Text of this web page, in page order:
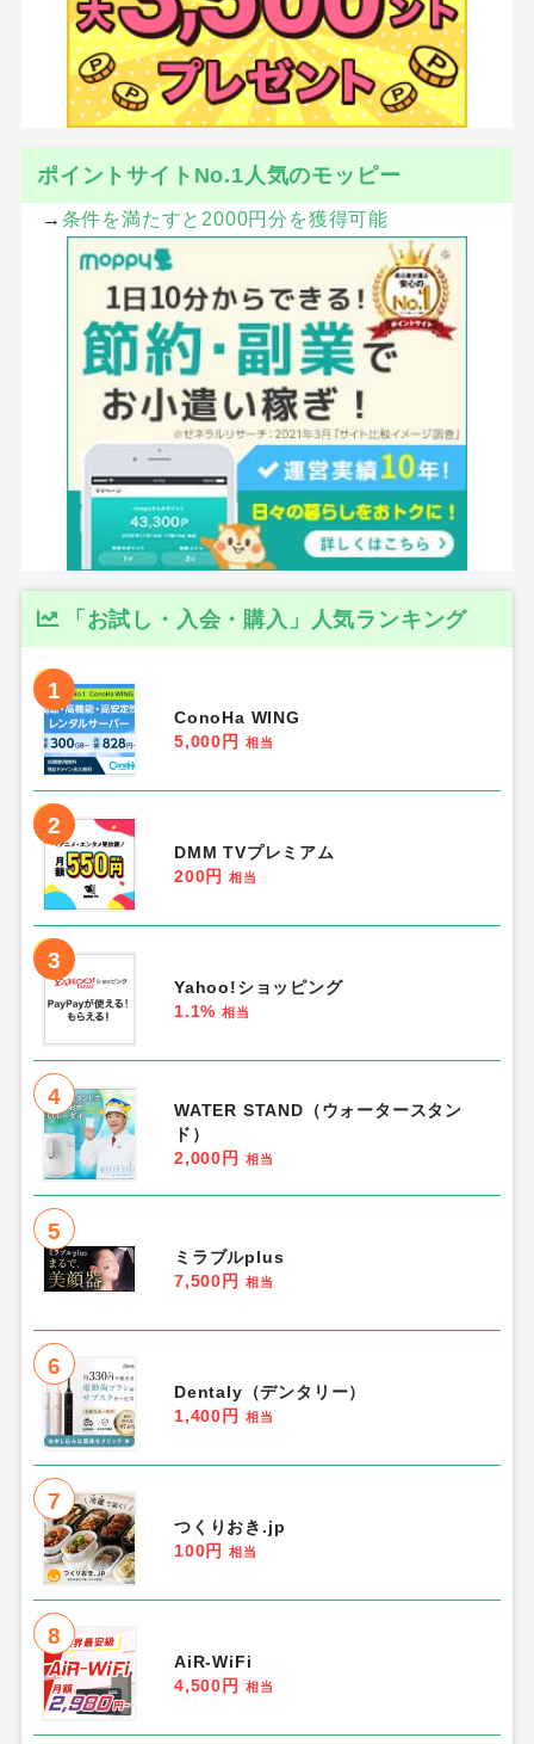
ポイントサイトNo.1人気のモッピー
→ 条件を満たすと2000円分を獲得可能
「お試し・入会・購入」人気ランキング
1
ConoHa WING
5,000円
相当
2
DMM TVプレミアム
200円
相当
3
Yahoo!ショッピング
1.1% 相当
4
WATER STAND（ウォータースタン
ド）
2,000円
相当
5
ミラブルplus
7,500円
相当
6
Dentaly（デンタリー）
1,400円
相当
7
つくりおき.jp
100円
相当
8
AiR-WiFi
4,500円
相当